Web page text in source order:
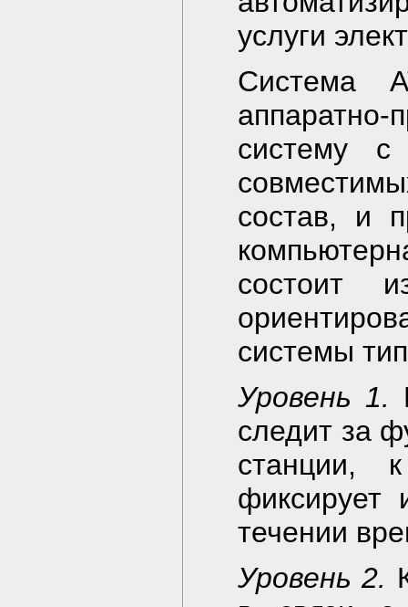
услуги
Система
систему с
состав, и
состоит
системы
Уровень 1.
следит за
станции,
фиксирует
течении
Уровень 2.